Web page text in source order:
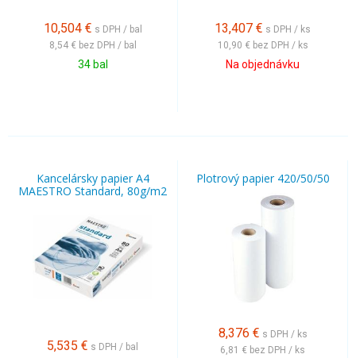
10,504 € s DPH / bal
8,54 € bez DPH / bal
34 bal
13,407 € s DPH / ks
10,90 € bez DPH / ks
Na objednávku
Kancelársky papier A4
MAESTRO Standard, 80g/m2
5,535 € s DPH / bal
Plotrový papier 420/50/50
8,376 € s DPH / ks
6,81 € bez DPH / ks